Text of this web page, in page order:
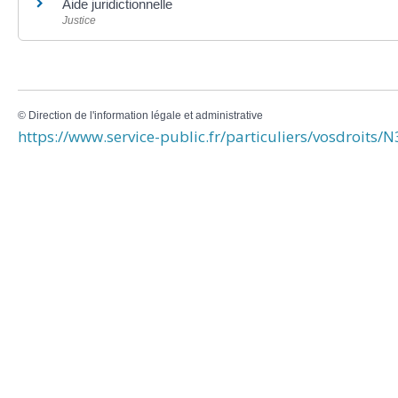
Aide juridictionnelle
Justice
© Direction de l'information légale et administrative
https://www.service-public.fr/particuliers/vosdroits/